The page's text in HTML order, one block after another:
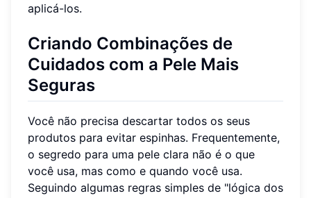
aplicá-los.
Criando Combinações de
Cuidados com a Pele Mais
Seguras
Você não precisa descartar todos os seus
produtos para evitar espinhas. Frequentemente,
o segredo para uma pele clara não é o que
você usa, mas como e quando você usa.
Seguindo algumas regras simples de "lógica dos